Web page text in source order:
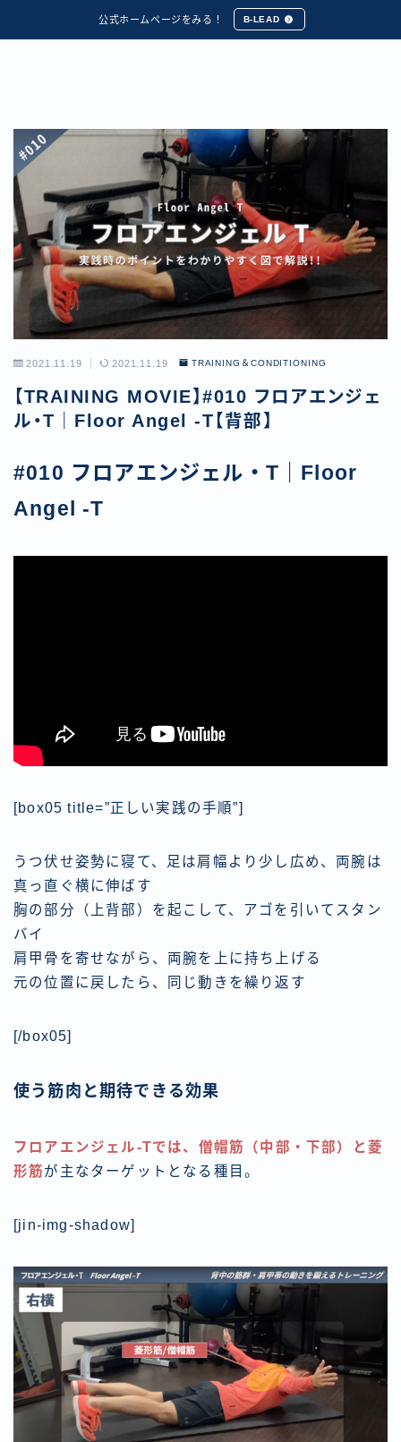
公式ホームページをみる！ B-LEAD
2021.11.19 2021.11.19 TRAINING＆CONDITIONING
【TRAINING MOVIE】#010 フロアエンジェ
ル・T｜Floor Angel -T【背部】
#010 フロアエンジェル・T｜Floor
Angel -T
[box05 title=”正しい実践の手順”]
うつ伏せ姿勢に寝て、足は肩幅より少し広め、両腕は
真っ直ぐ横に伸ばす
胸の部分（上背部）を起こして、アゴを引いてスタン
バイ
肩甲骨を寄せながら、両腕を上に持ち上げる
元の位置に戻したら、同じ動きを繰り返す
[/box05]
使う筋肉と期待できる効果
フロアエンジェル-Tでは、僧帽筋（中部・下部）と菱
形筋が主なターゲットとなる種目。
[jin-img-shadow]